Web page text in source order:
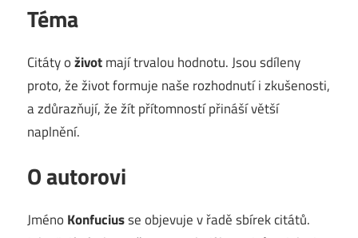
Téma
Citáty oživotmají trvalou hodnotu. Jsou sdíleny
proto, že život formuje naše rozhodnutí i zkušenosti,
a zdůrazňují, že žít přítomností přináší větší
naplnění.
O autorovi
Jméno Konfuciusse objevuje v řadě sbírek citátů.